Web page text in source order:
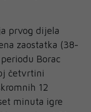
prvog dijela
zaostatka (38-
Borac
četvrtini
12
minuta igre